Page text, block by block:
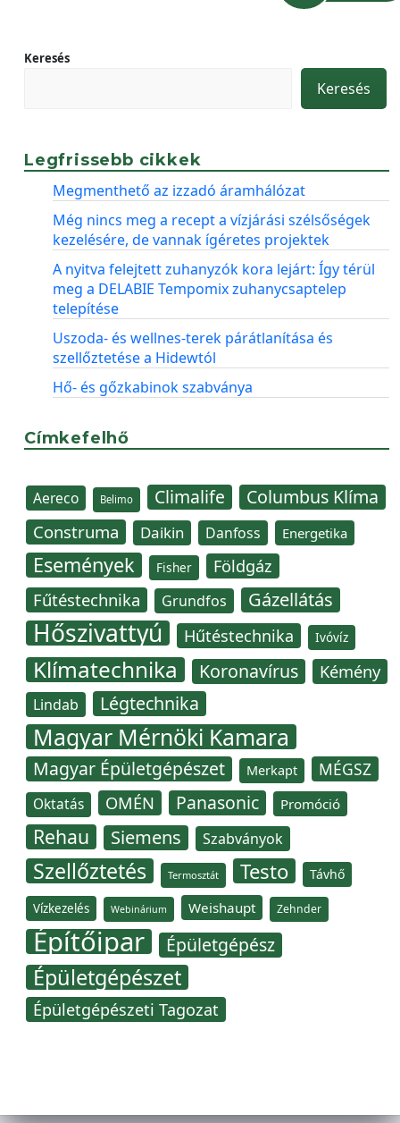
Keresés
Keresés
Legfrissebb cikkek
Megmenthető az izzadó áramhálózat
Még nincs meg a recept a vízjárási szélsőségek
kezelésére, de vannak ígéretes projektek
A nyitva felejtett zuhanyzók kora lejárt: Így térül
meg a DELABIE Tempomix zuhanycsaptelep
telepítése
Uszoda- és wellnes-terek párátlanítása és
szellőztetése a Hidewtól
Hő- és gőzkabinok szabványa
Címkefelhő
Aereco Belimo Climalife Columbus Klíma
Construma Daikin Danfoss Energetika
Események Fisher Földgáz
Fűtéstechnika Grundfos Gázellátás
Hőszivattyú Hűtéstechnika Ivóvíz
Klímatechnika Koronavírus Kémény
Lindab Légtechnika
Magyar Mérnöki Kamara
Magyar Épületgépészet Merkapt MÉGSZ
Oktatás OMÉN Panasonic Promóció
Rehau Siemens Szabványok
Szellőztetés Termosztát Testo Távhő
Vízkezelés Webinárium Weishaupt Zehnder
Építőipar Épületgépész
Épületgépészet
Épületgépészeti Tagozat